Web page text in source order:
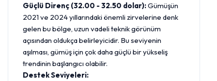
Güçlü Direnç (32.00 - 32.50 dolar):Gümüşün
2021 ve 2024 yıllarındaki önemli zirvelerine denk
gelen bu bölge, uzun vadeli teknik görünüm
açısından oldukça belirleyicidir. Bu seviyenin
aşılması, gümüş için çok daha güçlü bir yükseliş
trendinin başlangıcı olabilir.
Destek Seviyeleri: